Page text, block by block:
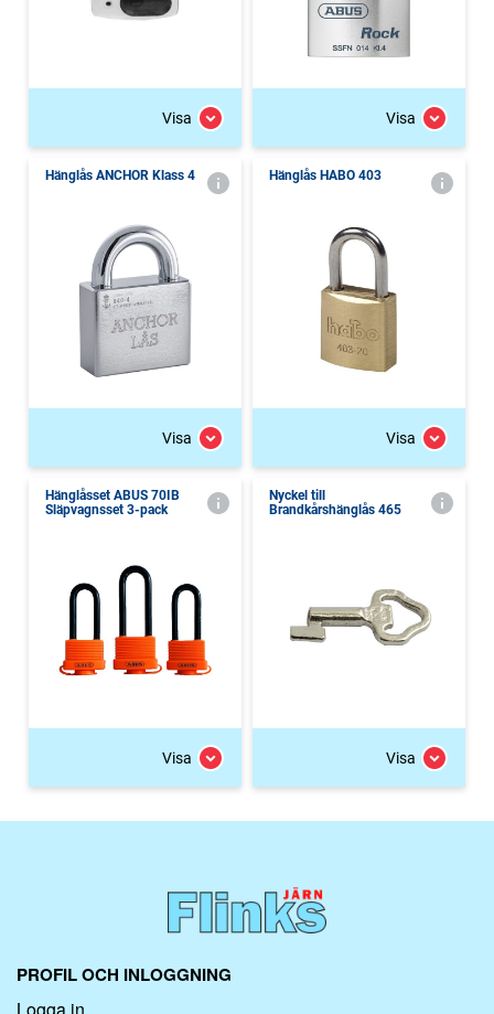
Visa Visa
Hänglås ANCHOR Klass 4
Visa
Hänglås HABO 403
Visa
Hänglåsset ABUS 70IB
Släpvagnsset 3-pack
Visa
Nyckel till
Brandkårshänglås 465
Visa
PROFIL OCH INLOGGNING
Logga in